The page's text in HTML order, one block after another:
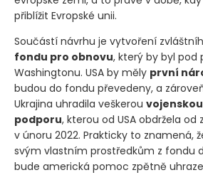
přiblížit Evropské unii.
Součástí návrhu je vytvoření
fondu pro obnovu, který by byl pod
Washingtonu. USA by měly první
budou do fondu převedeny, a
Ukrajina uhradila veškerou
podporu, kterou od USA obdržela
v únoru 2022. Prakticky to znamená,
svým vlastním prostředkům z fondu
bude americká pomoc zpětně